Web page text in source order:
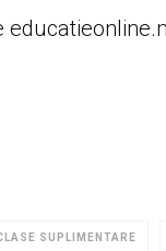
SUPLIMENTARE